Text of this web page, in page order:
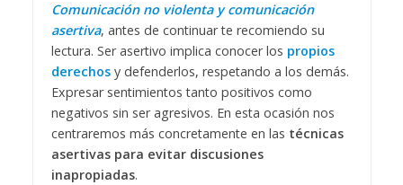
Comunicación no violenta y comunicación
asertiva, antes de continuar te recomiendo su
lectura. Ser asertivo implica conocer los propios
derechosy defenderlos, respetando a los demás.
Expresar sentimientos tanto positivos como
negativos sin ser agresivos. En esta ocasión nos
centraremos más concretamente en las técnicas
asertivas para evitar discusiones
inapropiadas.